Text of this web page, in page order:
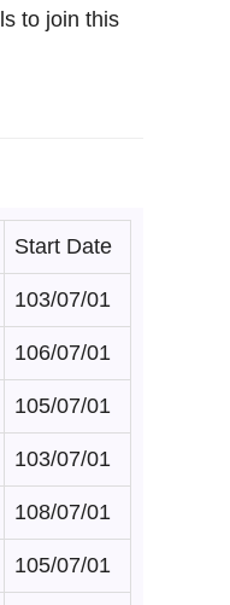
to join this
Start Date
103/07/01
106/07/01
105/07/01
103/07/01
108/07/01
105/07/01